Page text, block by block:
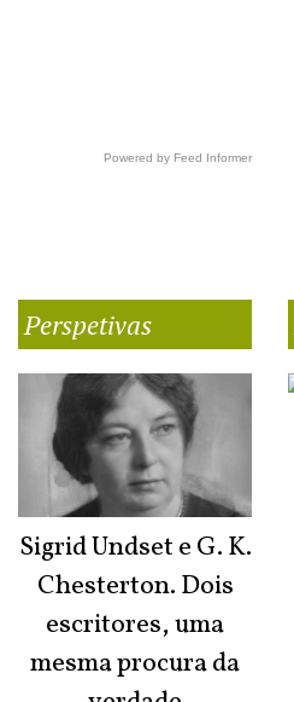
Powered by Feed Informer
Perspetivas
Sigrid Undset e G. K.
Chesterton. Dois
escritores, uma
mesma procura da